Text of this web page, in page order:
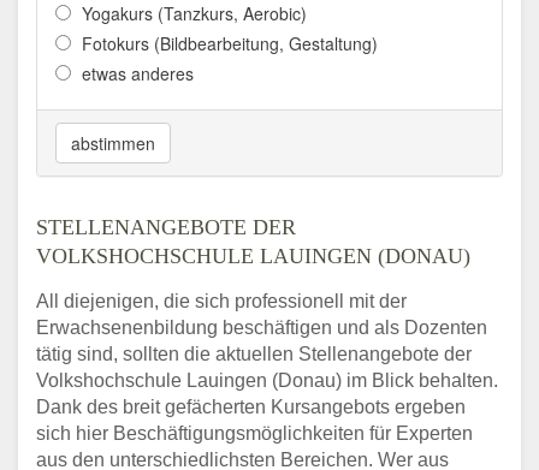
Yogakurs (Tanzkurs, Aerobic)
Fotokurs (Bildbearbeitung, Gestaltung)
etwas anderes
abstimmen
STELLENANGEBOTE DER
VOLKSHOCHSCHULE LAUINGEN (DONAU)
All diejenigen, die sich professionell mit der
Erwachsenenbildung beschäftigen und als Dozenten
tätig sind, sollten die aktuellen Stellenangebote der
Volkshochschule Lauingen (Donau) im Blick behalten.
Dank des breit gefächerten Kursangebots ergeben
sich hier Beschäftigungsmöglichkeiten für Experten
aus den unterschiedlichsten Bereichen. Wer aus